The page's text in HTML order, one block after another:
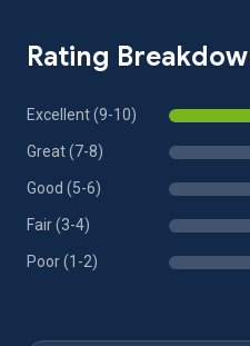
Rating
Excellent (9-10)
Great (7-8)
Good (5-6)
Fair (3-4)
Poor (1-2)